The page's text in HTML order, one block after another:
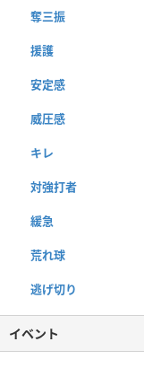
奪三振
援護
安定感
威圧感
キレ
対強打者
緩急
荒れ球
逃げ切り
イベント